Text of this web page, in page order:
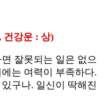
건강운 : 상)
잘못되는 일은 없으
는 여력이 부족하다.
구나. 일신이 딱해진